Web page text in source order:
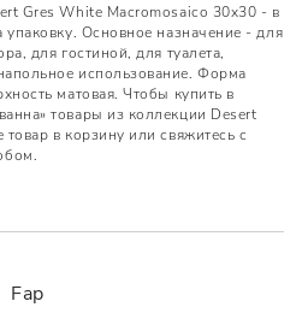
Gres White Macromosaico 30x30 - в
Основное назначение - для
для гостиной, для туалета,
использование. Форма
матовая. Чтобы купить в
товары из коллекции Desert
в корзину или свяжитесь с
Fap